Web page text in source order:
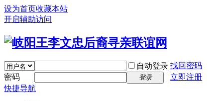
设为首页收藏本站
开启辅助访问
自动登录 找回密码
密码
登录
立即注册
快捷导航